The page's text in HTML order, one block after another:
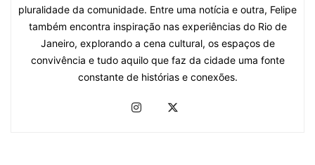
pluralidade da comunidade. Entre uma notícia e outra, Felipe
também encontra inspiração nas experiências do Rio de
Janeiro, explorando a cena cultural, os espaços de
convivência e tudo aquilo que faz da cidade uma fonte
constante de histórias e conexões.